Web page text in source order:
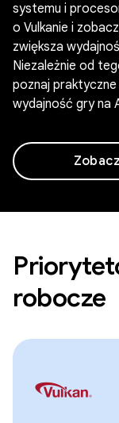
systemu i
o Vulkanie i
zwiększa
Niezależnie od
poznaj
wydajność gry na
robocze